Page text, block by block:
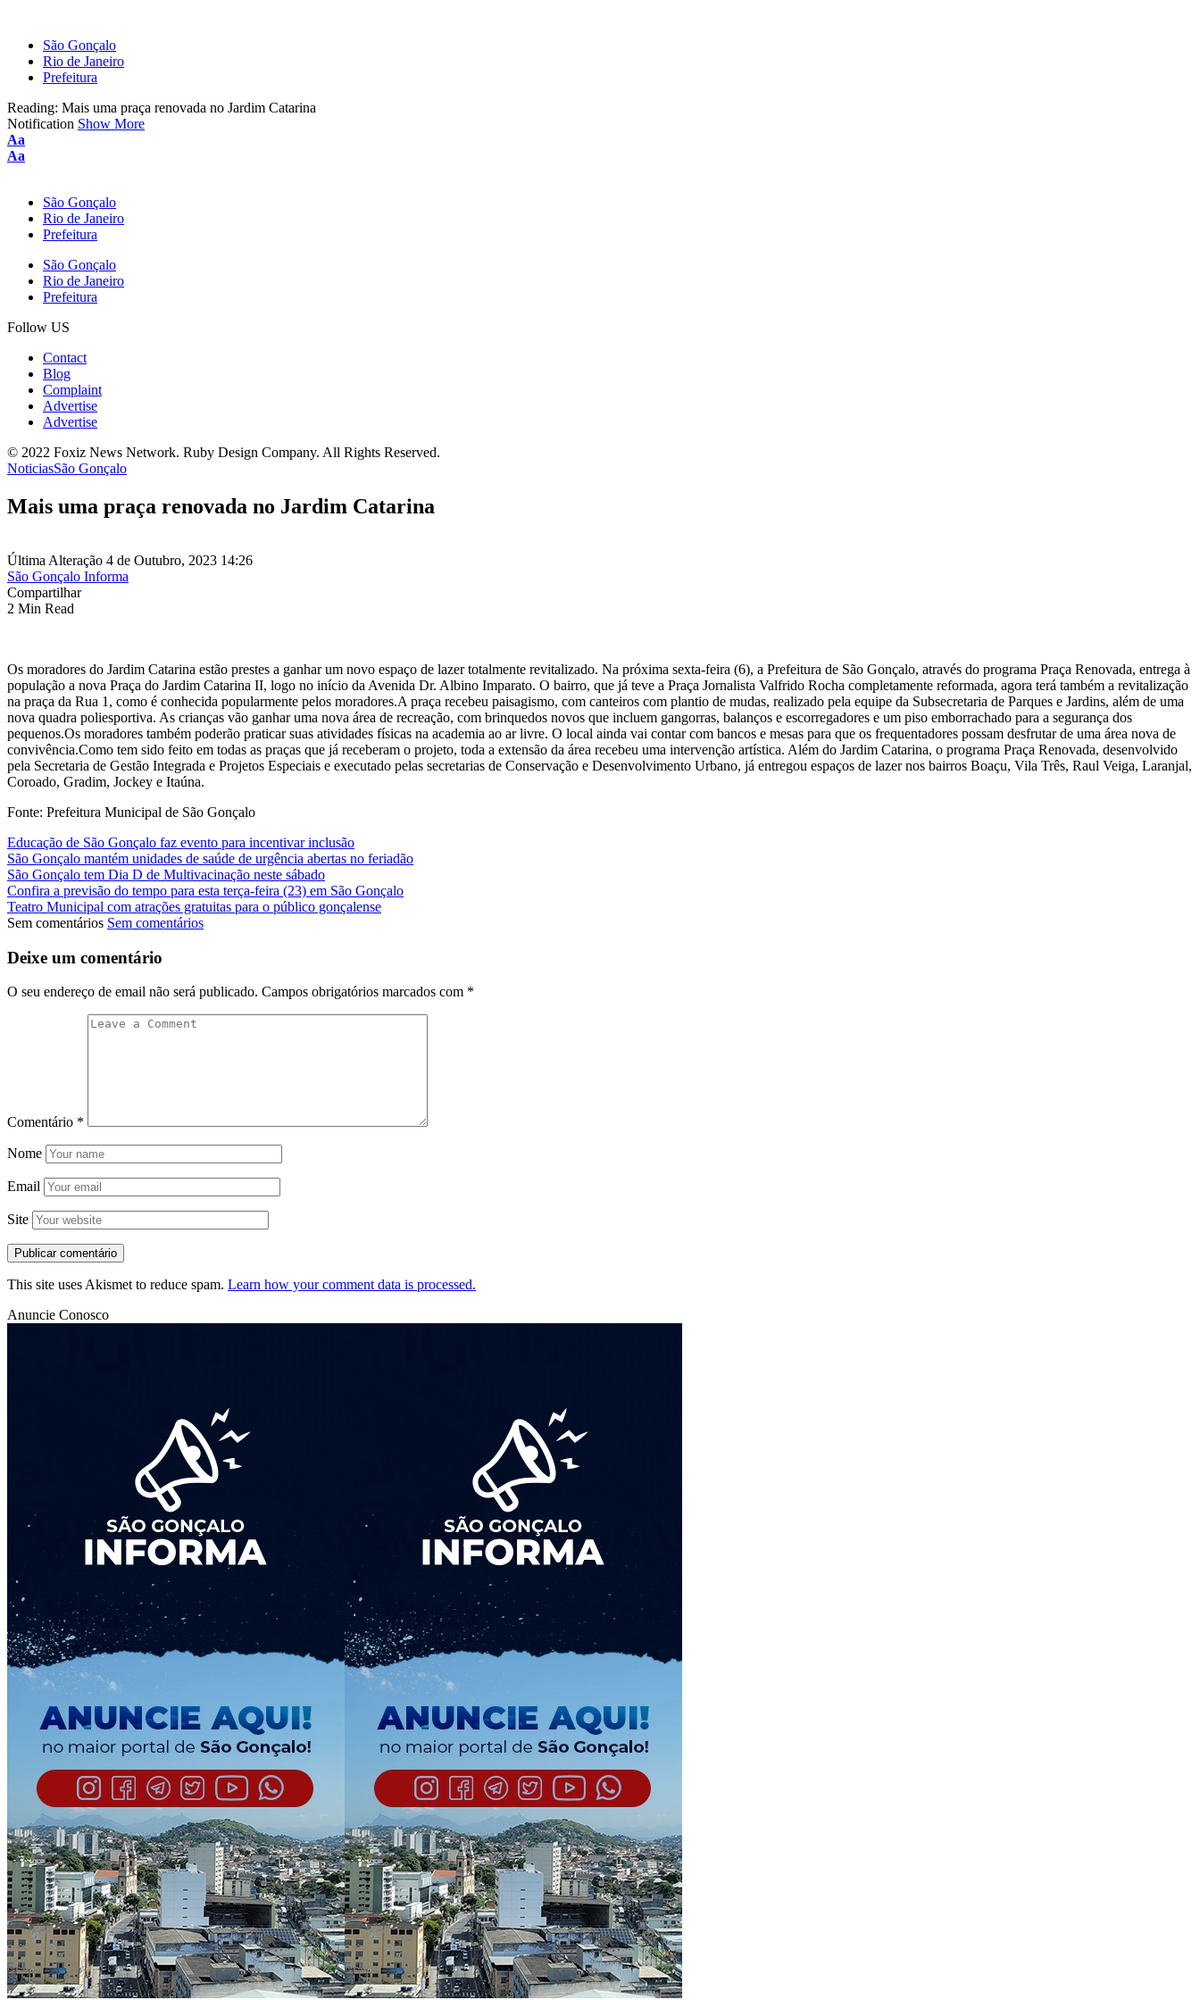
São Gonçalo
Rio de Janeiro
Prefeitura
Reading: Mais uma praça renovada no Jardim Catarina
Notification Show More
Aa
Aa
São Gonçalo
Rio de Janeiro
Prefeitura
São Gonçalo
Rio de Janeiro
Prefeitura
Follow US
Contact
Blog
Complaint
Advertise
Advertise
© 2022 Foxiz News Network. Ruby Design Company. All Rights Reserved.
NoticiasSão Gonçalo
Mais uma praça renovada no Jardim Catarina
Última Alteração 4 de Outubro, 2023 14:26
São Gonçalo Informa
Compartilhar
2 Min Read
Os moradores do Jardim Catarina estão prestes a ganhar um novo espaço de lazer totalmente revitalizado. Na próxima sexta-feira (6), a Prefeitura de São Gonçalo, através do programa Praça Renovada, entrega à
população a nova Praça do Jardim Catarina II, logo no início da Avenida Dr. Albino Imparato. O bairro, que já teve a Praça Jornalista Valfrido Rocha completamente reformada, agora terá também a revitalização
na praça da Rua 1, como é conhecida popularmente pelos moradores.A praça recebeu paisagismo, com canteiros com plantio de mudas, realizado pela equipe da Subsecretaria de Parques e Jardins, além de uma
nova quadra poliesportiva. As crianças vão ganhar uma nova área de recreação, com brinquedos novos que incluem gangorras, balanços e escorregadores e um piso emborrachado para a segurança dos
pequenos.Os moradores também poderão praticar suas atividades físicas na academia ao ar livre. O local ainda vai contar com bancos e mesas para que os frequentadores possam desfrutar de uma área nova de
convivência.Como tem sido feito em todas as praças que já receberam o projeto, toda a extensão da área recebeu uma intervenção artística. Além do Jardim Catarina, o programa Praça Renovada, desenvolvido
pela Secretaria de Gestão Integrada e Projetos Especiais e executado pelas secretarias de Conservação e Desenvolvimento Urbano, já entregou espaços de lazer nos bairros Boaçu, Vila Três, Raul Veiga, Laranjal,
Coroado, Gradim, Jockey e Itaúna.
Fonte: Prefeitura Municipal de São Gonçalo
Educação de São Gonçalo faz evento para incentivar inclusão
São Gonçalo mantém unidades de saúde de urgência abertas no feriadão
São Gonçalo tem Dia D de Multivacinação neste sábado
Confira a previsão do tempo para esta terça-feira (23) em São Gonçalo
Teatro Municipal com atrações gratuitas para o público gonçalense
Sem comentários Sem comentários
Deixe um comentário
O seu endereço de email não será publicado. Campos obrigatórios marcados com *
Comentário *
Nome
Email
Site
This site uses Akismet to reduce spam. Learn how your comment data is processed.
Anuncie Conosco